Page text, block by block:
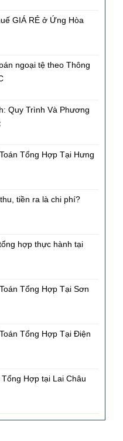
GIÁ RẺ ở Ứng Hòa
ngoại tệ theo Thông
Quy Trình Và Phương
Tổng Hợp Tại Hưng
tiền ra là chi phí?
hợp thực hành tại
Tổng Hợp Tại Sơn
Tổng Hợp Tại Điện
Hợp tại Lai Châu